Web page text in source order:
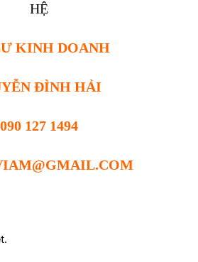
HỆ
KINH DOANH
ĐÌNH HẢI
090 127 1494